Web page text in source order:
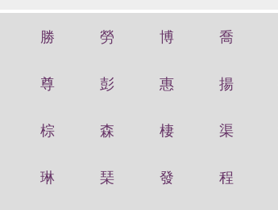
勝 勞 博 喬
尊 彭 惠 揚
棕 森 棲 渠
琳 琹 發 程